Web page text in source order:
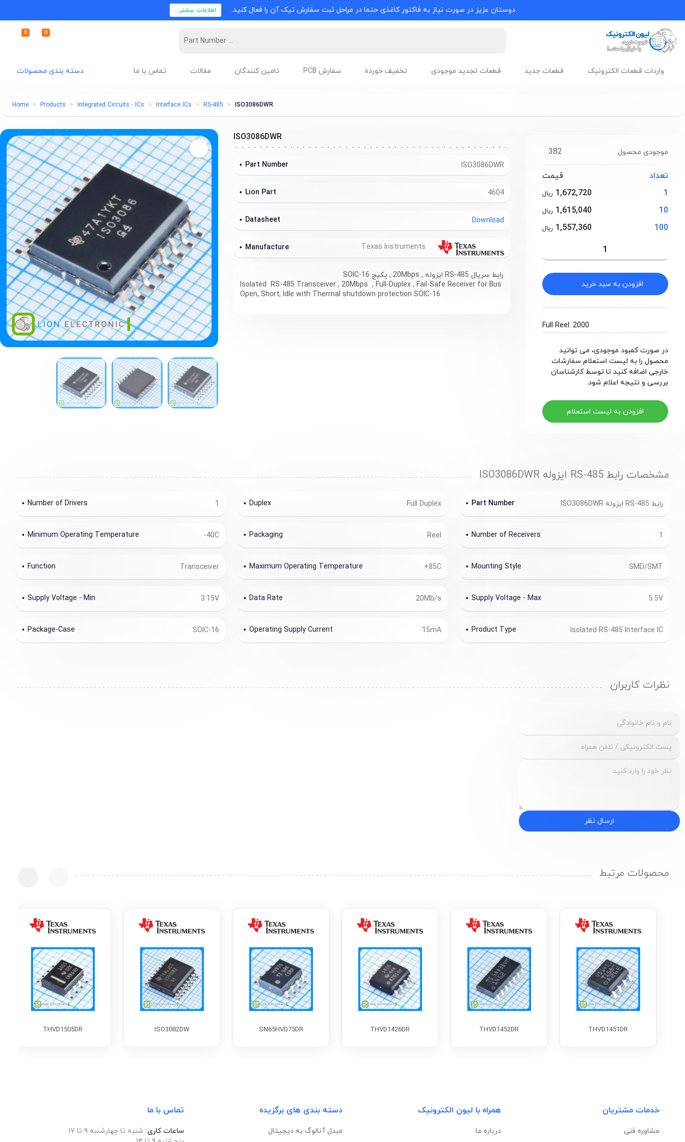
دوستان عزیز در صورت نیاز به فاکتور کاغذی حتما در مراحل ثبت سفارش تیک آن را فعال کنید. اطلاعات بیشتر...
0 0
دسته بندی محصولات واردات قطعات الکترونیک قطعات جدید قطعات تجدید موجودی تخفیف خورده سفارش PCB تامین کنندگان مقالات تماس با ما
Home Products Integrated Circuits - ICs Interface ICs RS-485 ISO3086DWR
382 موجودی محصول
تعداد
قیمت
1
1,672,720 ریال
10
1,615,040 ریال
100
1,557,360 ریال
افزودن به سبد خرید
Full Reel: 2000
در صورت کمبود موجودی، می توانید
محصول را به لیست استعلام سفارشات
خارجی اضافه کنید تا توسط کارشناسان
بررسی و نتیجه اعلام شود.
افزودن به لیست استعلام
ISO3086DWR
ISO3086DWR
Part Number
4604
Lion Part
Download
Datasheet
Manufacture
رابط سریال RS-485 ایزوله , 20Mbps , پکیج SOIC-16
Isolated RS-485 Transceiver , 20Mbps , Full-Duplex , Fail-Safe Receiver for Bus
Open, Short, Idle with Thermal shutdown protection SOIC-16
مشخصات رابط RS-485 ایزوله ISO3086DWR
رابط RS-485 ایزوله ISO3086DWR Part Number
Full Duplex
Duplex
1
Number of Drivers
1
Number of Receivers
Reel
Packaging
-40C
Minimum Operating Temperature
SMD/SMT
Mounting Style
+85C
Maximum Operating Temperature
Transceiver
Function
5.5V
Supply Voltage - Max
20Mb/s
Data Rate
3.15V
Supply Voltage - Min
Isolated RS-485 Interface IC
Product Type
15mA
Operating Supply Current
SOIC-16
Package-Case
نظرات کاربران
ارسال نظر
محصولات مرتبط
THVD1451DR
THVD1452DR
THVD1426DR
SN65HVD75DR
ISO3082DW
THVD1505DR
خدمات مشتریان
مشاوره فنی
همراه با لیون الکترونیک
درباره ما
دسته بندی های برگزیده
مبدل آنالوگ به دیجیتال
تماس با ما
ساعات کاری: شنبه تا چهارشنبه ۹ تا ۱۷